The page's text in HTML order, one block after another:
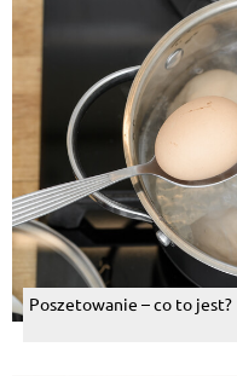
Poszetowanie – co to jest?